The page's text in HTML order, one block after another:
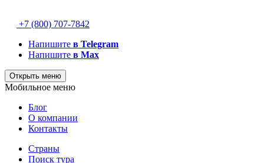
+7 (800) 707-7842
Напишите в Telegram
Напишите в Max
Открыть меню
Мобильное меню
Блог
О компании
Контакты
Страны
Поиск тура